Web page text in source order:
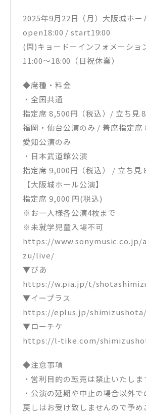
2025年9月22日（月）大阪城ホー
open18:00 / start19:00
(問)キョードーインフォメーシ
11:00～18:00（日祝休業）
◆席種・料金
・全国共通
指定席 8,500円（税込）/ 立ち見
福岡・仙台公演のみ / 着席指定
愛知公演のみ
・日本武道館公演
指定席 9,000円（税込） / 立ち見
【大阪城ホール公演】
指定席 9,000 円(税込)
※お一人様各公演4枚まで
※未就学児童入場不可
https://
zu/live/
▼ぴあ
https://w.pia.jp/t/
▼イープラス
https://eplus.jp/shimizushota/
▼ローチケ
https://l-tike.com/
◆注意事項
・営利目的の転売は禁止いたしま
・公演の延期や中止の場合以外
戻しはお受け致しませんので予め